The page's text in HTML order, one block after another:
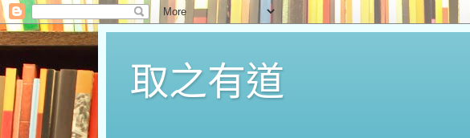
取之有道